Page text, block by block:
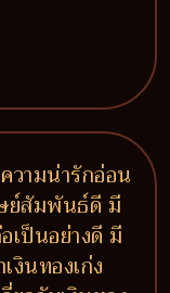
วามน่ารักอ่อน
ษย์สัมพันธ์ดี มี
เป็นอย่างดี มี
งินทองเก่ง